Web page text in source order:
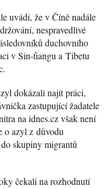
uvádí, že v Číně nadále
nespravedlivé
duchovního
v Sin-ťiangu a Tibetu
dokázali najít práci,
zastupující žadatele
na idnes.cz však není
o azyl z důvodu
skupiny migrantů
čekali na rozhodnutí